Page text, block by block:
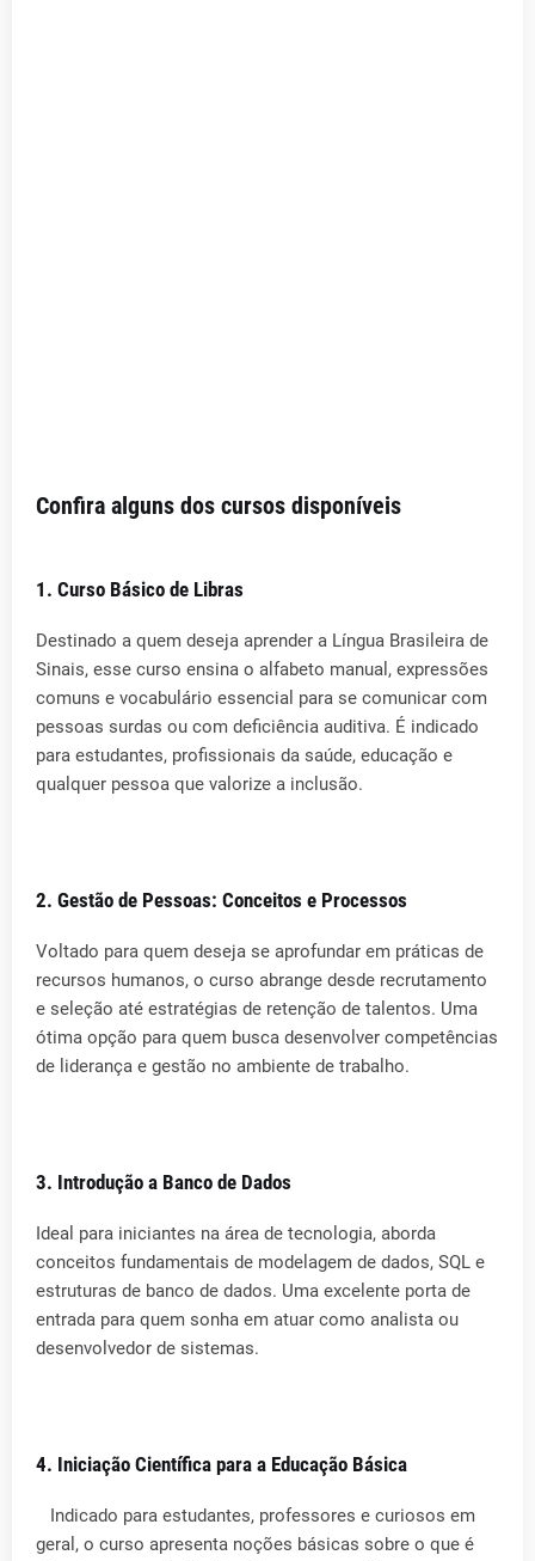
Confira alguns dos cursos disponíveis
1. Curso Básico de Libras
Destinado a quem deseja aprender a Língua Brasileira de
Sinais, esse curso ensina o alfabeto manual, expressões
comuns e vocabulário essencial para se comunicar com
pessoas surdas ou com deficiência auditiva. É indicado
para estudantes, profissionais da saúde, educação e
qualquer pessoa que valorize a inclusão.
2. Gestão de Pessoas: Conceitos e Processos
Voltado para quem deseja se aprofundar em práticas de
recursos humanos, o curso abrange desde recrutamento
e seleção até estratégias de retenção de talentos. Uma
ótima opção para quem busca desenvolver competências
de liderança e gestão no ambiente de trabalho.
3. Introdução a Banco de Dados
Ideal para iniciantes na área de tecnologia, aborda
conceitos fundamentais de modelagem de dados, SQL e
estruturas de banco de dados. Uma excelente porta de
entrada para quem sonha em atuar como analista ou
desenvolvedor de sistemas.
4. Iniciação Científica para a Educação Básica
Indicado para estudantes, professores e curiosos em
geral, o curso apresenta noções básicas sobre o que é